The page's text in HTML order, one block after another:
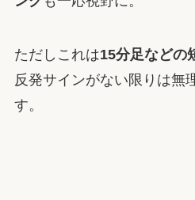
ただしこれは15分足などの
反発サインがない限りは無
す。